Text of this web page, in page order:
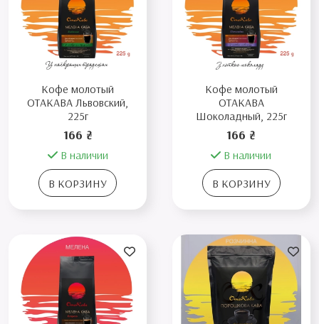
Кофе молотый
ОТАКАВА Львовский,
225г
166 ₴
В наличии
В КОРЗИНУ
Кофе молотый
ОТАКАВА
Шоколадный, 225г
166 ₴
В наличии
В КОРЗИНУ